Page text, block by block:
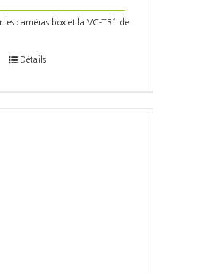
caméras box et la VC-TR1 de
Détails